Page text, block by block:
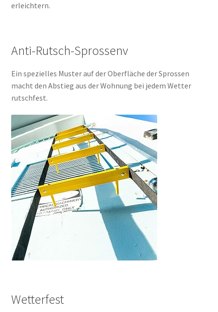
erleichtern.
Anti-Rutsch-Sprossenv
Ein spezielles Muster auf der Oberfläche der Sprossen
macht den Abstieg aus der Wohnung bei jedem Wetter
rutschfest.
Wetterfest